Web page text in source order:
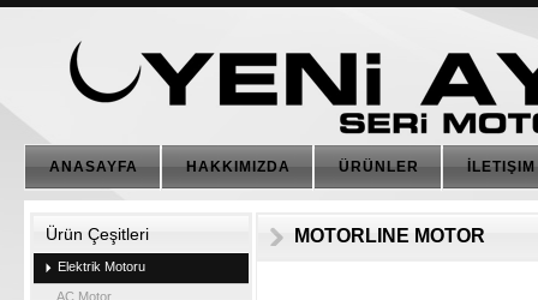
ANASAYFA HAKKIMIZDA ÜRÜNLER İLETIŞIM
Ürün Çeşitleri
Elektrik Motoru
AC Motor
MOTORLINE MOTOR